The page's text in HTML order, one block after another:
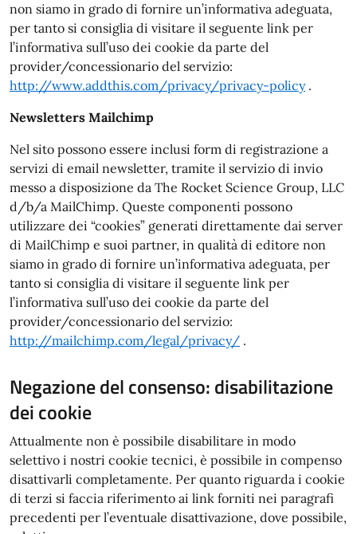
non siamo in grado di fornire un’informativa adeguata,
per tanto si consiglia di visitare il seguente link per
l’informativa sull’uso dei cookie da parte del
provider/concessionario del servizio:
http://www.addthis.com/privacy/privacy-policy.
Newsletters Mailchimp
Nel sito possono essere inclusi form di registrazione a
servizi di email newsletter, tramite il servizio di invio
messo a disposizione da The Rocket Science Group, LLC
d/b/a MailChimp. Queste componenti possono
utilizzare dei “cookies” generati direttamente dai server
di MailChimp e suoi partner, in qualità di editore non
siamo in grado di fornire un’informativa adeguata, per
tanto si consiglia di visitare il seguente link per
l’informativa sull’uso dei cookie da parte del
provider/concessionario del servizio:
http://mailchimp.com/legal/privacy/​ .
Negazione del consenso: disabilitazione
dei cookie
Attualmente non è possibile disabilitare in modo
selettivo i nostri cookie tecnici, è possibile in compenso
disattivarli completamente. Per quanto riguarda i cookie
di terzi si faccia riferimento ai link forniti nei paragrafi
precedenti per l’eventuale disattivazione, dove possibile,